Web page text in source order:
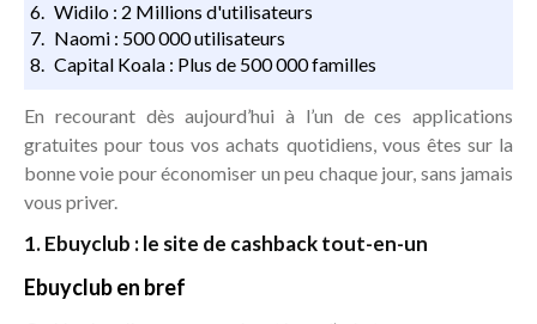
Widilo : 2 Millions d'utilisateurs
Naomi : 500 000 utilisateurs
Capital Koala : Plus de 500 000 familles
En recourant dès aujourd’hui à l’un de ces applications
gratuites pour tous vos achats quotidiens, vous êtes sur la
bonne voie pour économiser un peu chaque jour, sans jamais
vous priver.
1. Ebuyclub : le site de cashback tout-en-un
Ebuyclub en bref